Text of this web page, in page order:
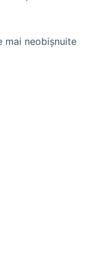
mai neobişnuite